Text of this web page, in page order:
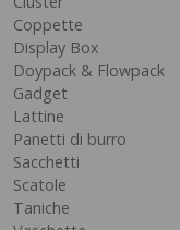
Coppette
Display Box
Doypack & Flowpack
Gadget
Lattine
Panetti di burro
Sacchetti
Scatole
Taniche